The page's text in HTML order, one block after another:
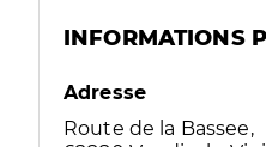
INFORMATIONS
Adresse
Route de la Bassee,